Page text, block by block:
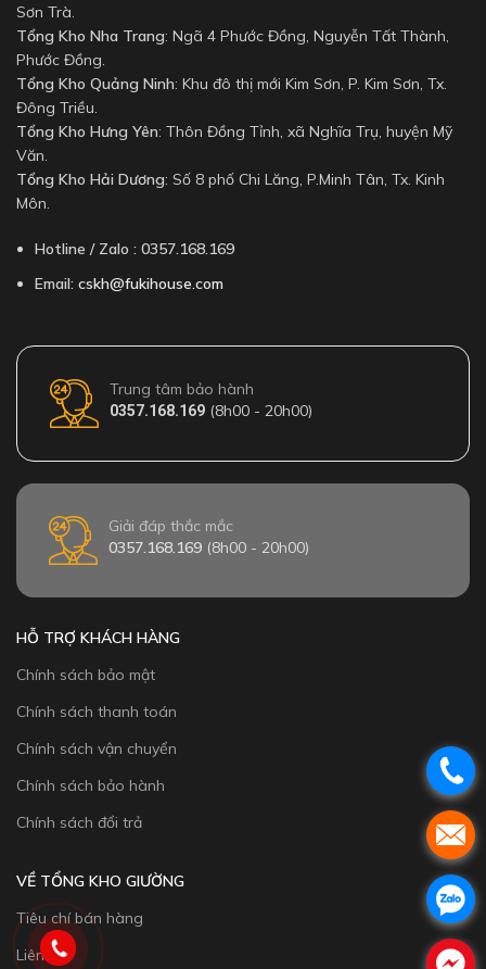
Sơn Trà.
Tổng Kho Nha Trang: Ngã 4 Phước Đồng, Nguyễn Tất Thành,
Phước Đồng.
Tổng Kho Quảng Ninh: Khu đô thị mới Kim Sơn, P. Kim Sơn, Tx.
Đông Triều.
Tổng Kho Hưng Yên: Thôn Đồng Tỉnh, xã Nghĩa Trụ, huyện Mỹ
Văn.
Tổng Kho Hải Dương: Số 8 phố Chi Lăng, P.Minh Tân, Tx. Kinh
Môn.
Hotline / Zalo : 0357.168.169
Email: cskh@fukihouse.com
Trung tâm bảo hành
0357.168.169 (8h00 - 20h00)
Giải đáp thắc mắc
0357.168.169 (8h00 - 20h00)
HỖ TRỢ KHÁCH HÀNG
Chính sách bảo mật
Chính sách thanh toán
Chính sách vận chuyển
Chính sách bảo hành
Chính sách đổi trả
VỀ TỔNG KHO GIƯỜNG
Tiêu chí bán hàng
Liên hệ